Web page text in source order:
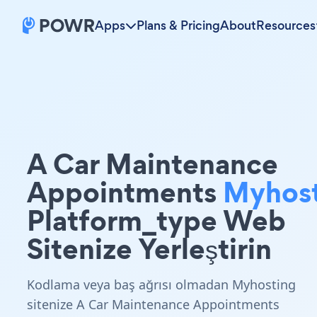
Apps Plans & PricingAboutResources
A Car Maintenance
Appointments
Platform_type Web
Sitenize Yerleştirin
Kodlama veya baş ağrısı olmadan Myhosting
sitenize A Car Maintenance Appointments